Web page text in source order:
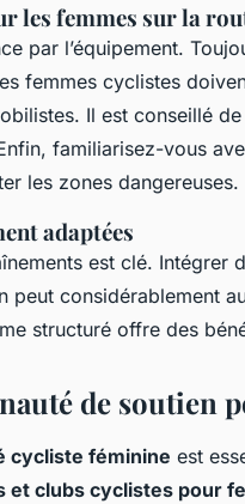
les femmes sur la
par l’équipement.
femmes cyclistes
Il est conseillé
familiarisez-vous
les zones dangereuses.
adaptées
est clé. Intégrer
peut considérablement
structuré offre des
de soutien
cycliste féminine est
et clubs cyclistes pour